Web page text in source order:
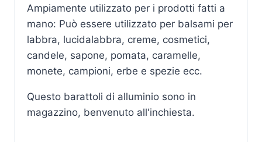
Ampiamente utilizzato per i prodotti fatti a
mano: Può essere utilizzato per balsami per
labbra, lucidalabbra, creme, cosmetici,
candele, sapone, pomata, caramelle,
monete, campioni, erbe e spezie ecc.
Questo barattoli di alluminio sono in
magazzino, benvenuto all'inchiesta.